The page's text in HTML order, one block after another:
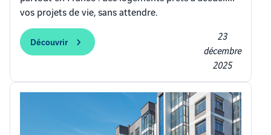
vos projets de vie, sans attendre.
Découvrir
23
décembre
2025